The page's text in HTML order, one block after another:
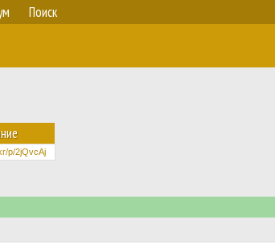
Поиск
p/2jQvcAj